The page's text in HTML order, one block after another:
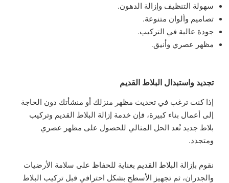
سهولة التنظيف وإزالة الدهون.
تصاميم وألوان متنوعة.
جودة عالية في التركيب.
مظهر عصري وأنيق.
تجديد واستبدال البلاط القديم
إذا كنت ترغب في تحديث مظهر منزلك أو منشأتك دون الحاجة
إلى أعمال بناء كبيرة، فإن خدمة إزالة البلاط القديم وتركيب
بلاط جديد تُعد الحل المثالي للحصول على مظهر عصري
ومتجدد.
نقوم بإزالة البلاط القديم بعناية للحفاظ على سلامة الأرضيات
والجدران، ثم تجهيز الأسطح بشكل احترافي قبل تركيب البلاط